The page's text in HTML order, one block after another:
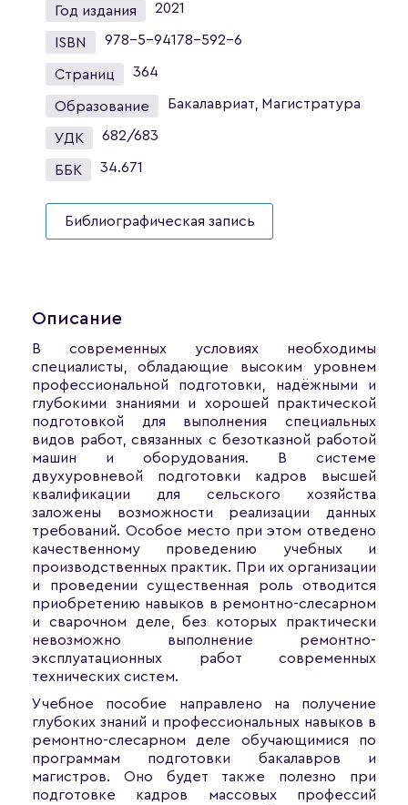
Год издания 2021
ISBN 978-5-94178-592-6
Страниц 364
Образование Бакалавриат, Магистратура
УДК 682/683
ББК 34.671
Библиографическая запись
Описание
В современных условиях необходимы
специалисты, обладающие высоким уровнем
профессиональной подготовки, надёжными и
глубокими знаниями и хорошей практической
подготовкой для выполнения специальных
видов работ, связанных с безотказной работой
машин и оборудования. В системе
двухуровневой подготовки кадров высшей
квалификации для сельского хозяйства
заложены возможности реализации данных
требований. Особое место при этом отведено
качественному проведению учебных и
производственных практик. При их организации
и проведении существенная роль отводится
приобретению навыков в ремонтно-слесарном
и сварочном деле, без которых практически
невозможно выполнение ремонтно-
эксплуатационных работ современных
технических систем.
Учебное пособие направлено на получение
глубоких знаний и профессиональных навыков в
ремонтно-слесарном деле обучающимися по
программам подготовки бакалавров и
магистров. Оно будет также полезно при
подготовке кадров массовых профессий